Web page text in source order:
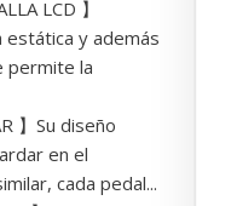
LCD 】
estática y además
permite la
】Su diseño
en el
cada pedal...